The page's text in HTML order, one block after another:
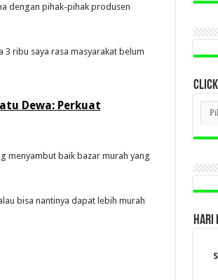
dengan pihak-pihak produsen
3 ribu saya rasa masyarakat belum
Dewa: Perkuat
menyambut baik bazar murah yang
bisa nantinya dapat lebih murah
DI
HARI
S